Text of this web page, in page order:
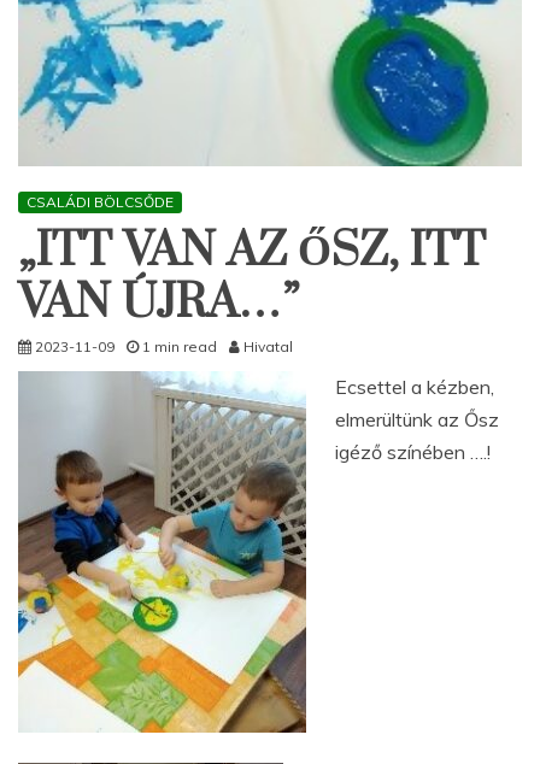
CSALÁDI BÖLCSŐDE
„ITT VAN AZ ŐSZ, ITT
VAN ÚJRA…”
2023-11-09 1 min read Hivatal
Ecsettel a kézben,
elmerültünk az Ősz
igéző színében ….!